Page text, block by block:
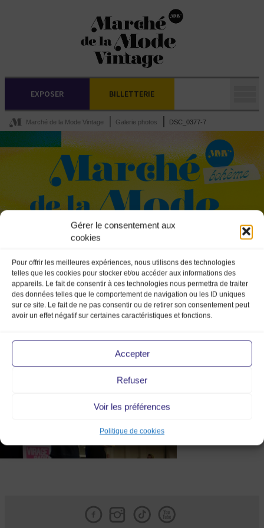
Gérer le consentement aux
cookies
Pour offrir les meilleures expériences, nous utilisons des technologies
telles que les cookies pour stocker et/ou accéder aux informations des
appareils. Le fait de consentir à ces technologies nous permettra de traiter
des données telles que le comportement de navigation ou les ID uniques
sur ce site. Le fait de ne pas consentir ou de retirer son consentement peut
avoir un effet négatif sur certaines caractéristiques et fonctions.
Accepter
Refuser
Voir les préférences
Politique de cookies
EXPOSER BILLETTERIE
Marché de la Mode Vintage Galerie photos DSC_0377-7
DSC_0377-7